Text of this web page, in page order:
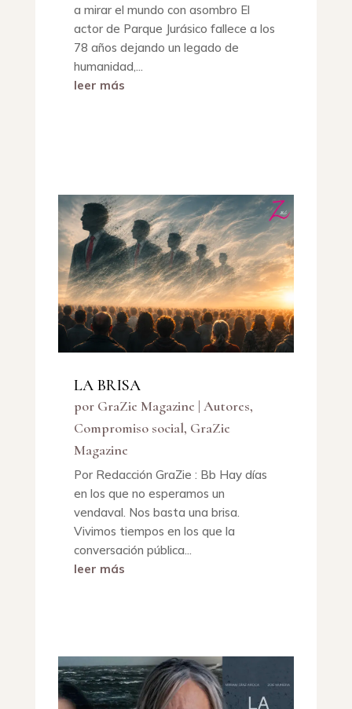
a mirar el mundo con asombro El
actor de Parque Jurásico fallece a los
78 años dejando un legado de
humanidad,...
leer más
LA BRISA
por GraZie Magazine | Autores,
Compromiso social, GraZie
Magazine
Por Redacción GraZie : Bb Hay días
en los que no esperamos un
vendaval. Nos basta una brisa.
Vivimos tiempos en los que la
conversación pública...
leer más